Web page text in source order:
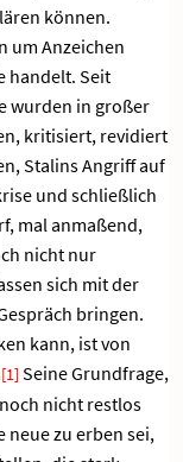
können.
um Anzeichen
handelt. Seit
wurden in großer
kritisiert, revidiert
Stalins Angriff auf
und schließlich
mal anmaßend,
nicht nur
sich mit der
bringen.
kann, ist von
[1] Seine Grundfrage,
nicht restlos
zu erben sei,